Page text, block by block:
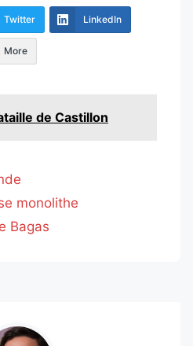
Twitter LinkedIn
More
de Castillon
monolithe
Bagas